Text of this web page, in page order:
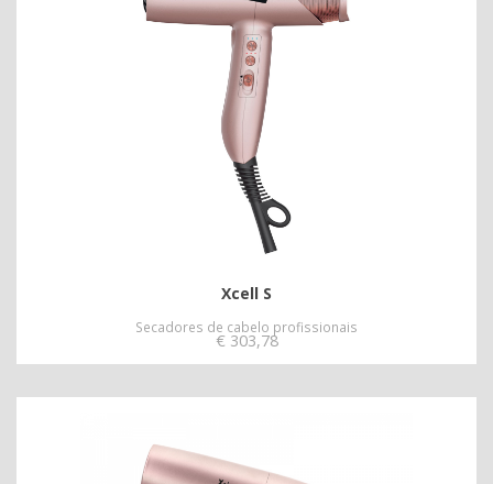
Xcell S
Secadores de cabelo profissionais
€ 303,78